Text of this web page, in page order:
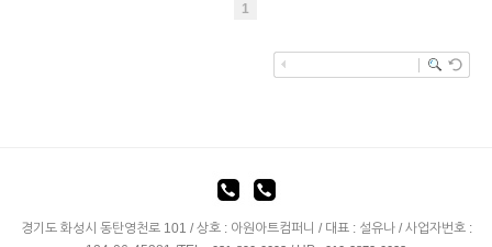
1
경기도 화성시 동탄영천로 101 / 상호 : 아원아트컴퍼니 / 대표 : 설유나 / 사업자번호 :